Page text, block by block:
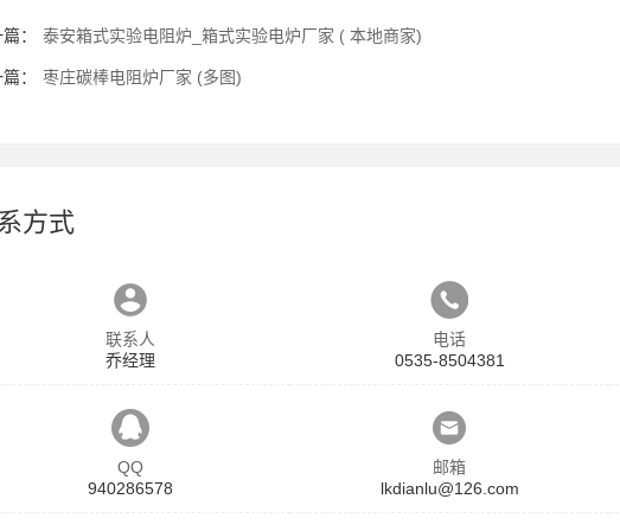
： 泰安箱式实验电阻炉_箱式实验电炉厂家 ( 本地商家)
： 枣庄碳棒电阻炉厂家 (多图)
方式
联系人
乔经理
电话
0535-8504381
QQ
940286578
邮箱
lkdianlu@126.com